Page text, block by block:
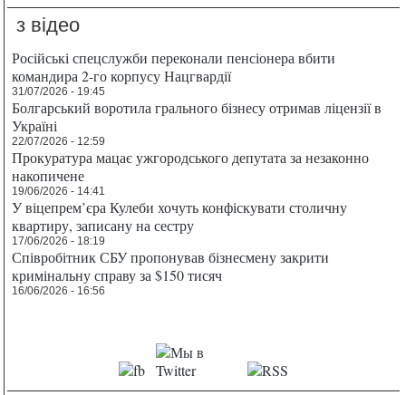
з відео
Російські спецслужби переконали пенсіонера вбити
командира 2-го корпусу Нацгвардії
31/07/2026 - 19:45
Болгарський воротила грального бізнесу отримав ліцензії в
Україні
22/07/2026 - 12:59
Прокуратура мацає ужгородського депутата за незаконно
накопичене
19/06/2026 - 14:41
У віцепрем’єра Кулеби хочуть конфіскувати столичну
квартиру, записану на сестру
17/06/2026 - 18:19
Співробітник СБУ пропонував бізнесмену закрити
кримінальну справу за $150 тисяч
16/06/2026 - 16:56